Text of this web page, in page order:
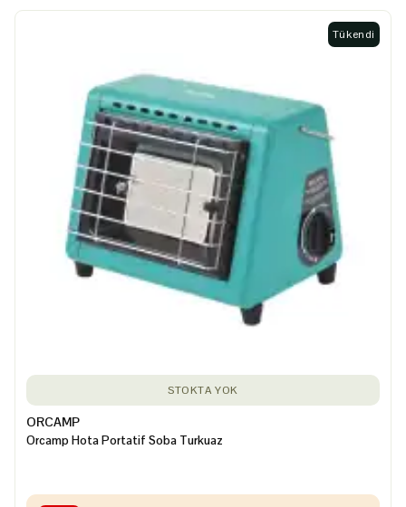
Tükendi
STOKTA YOK
ORCAMP
Orcamp Hota Portatif Soba Turkuaz